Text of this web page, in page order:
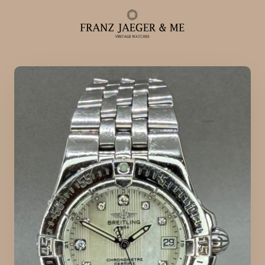
Alle ure
Herreure
Dameure
Service
Service & reparationer